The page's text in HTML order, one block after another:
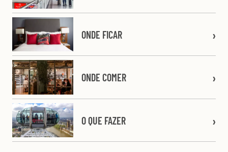
ONDE FICAR
ONDE COMER
O QUE FAZER